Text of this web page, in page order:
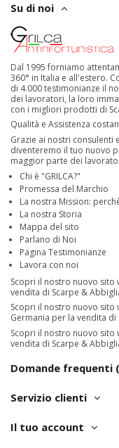
Su di noi
Dal 1995 forniamo
360° in Italia e all'estero.
di 4.000 testimonianze il
dei lavoratori, la loro
con i migliori prodotti di
Qualità e Assistenza
Grazie ai nostri
diventeremo il tuo nuovo
maggior parte dei
Chi è "GRILCA?"
Promessa del Marchio
La nostra Mission:
La nostra Storia
Mappa del sito
Parlano di Noi
Pagina Testimonianze
Lavora con noi
Scopri il nostro nuovo sito
vendita di Scarpe &
Scopri il nostro nuovo sito
Germania per la vendita
Scopri il nostro nuovo sito
vendita di Scarpe &
Domande frequenti
Servizio clienti
Il tuo account